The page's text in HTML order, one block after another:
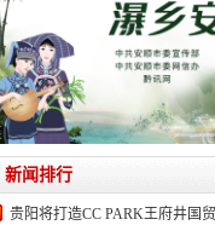
新闻排行
贵阳将打造CC PARK王府井国